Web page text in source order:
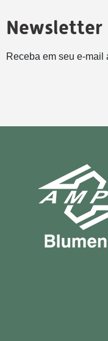
Newsletter
Receba em seu e-mail